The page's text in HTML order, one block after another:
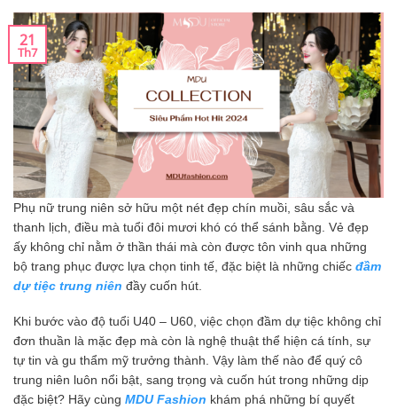
21
Th7
Phụ nữ trung niên sở hữu một nét đẹp chín muồi, sâu sắc và
thanh lịch, điều mà tuổi đôi mươi khó có thể sánh bằng. Vẻ đẹp
ấy không chỉ nằm ở thần thái mà còn được tôn vinh qua những
bộ trang phục được lựa chọn tinh tế, đặc biệt là những chiếc đầm
dự tiệc trung niên đầy cuốn hút.
Khi bước vào độ tuổi U40 – U60, việc chọn đầm dự tiệc không chỉ
đơn thuần là mặc đẹp mà còn là nghệ thuật thể hiện cá tính, sự
tự tin và gu thẩm mỹ trưởng thành. Vậy làm thế nào để quý cô
trung niên luôn nổi bật, sang trọng và cuốn hút trong những dịp
đặc biệt? Hãy cùng MDU Fashion khám phá những bí quyết